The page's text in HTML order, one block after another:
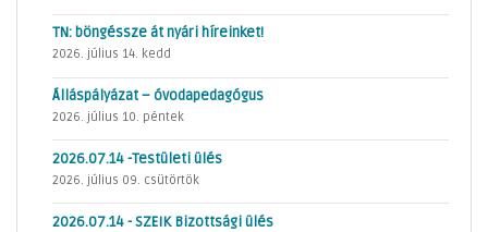
TN: böngéssze át nyári híreinket!
2026. július 14. kedd
Álláspályázat – óvodapedagógus
2026. július 10. péntek
2026.07.14 -Testületi ülés
2026. július 09. csütörtök
2026.07.14 - SZEIK Bizottsági ülés